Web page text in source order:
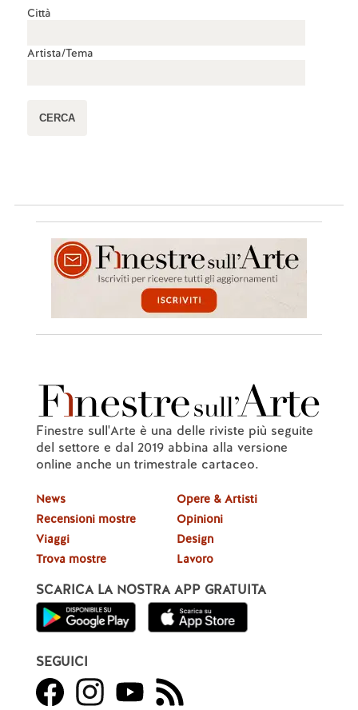
Città
Artista/Tema
Finestre sull'Arte è una delle riviste più seguite
del settore e dal 2019 abbina alla versione
online anche un trimestrale cartaceo.
News
Recensioni mostre
Viaggi
Trova mostre
Opere & Artisti
Opinioni
Design
Lavoro
SCARICA LA NOSTRA APP GRATUITA
SEGUICI